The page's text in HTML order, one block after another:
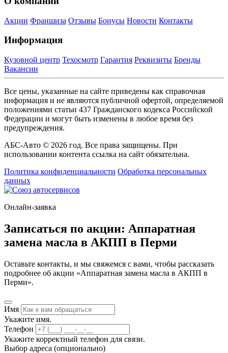
Акции Франшиза Отзывы Бонусы Новости Контакты
Информация
Кузовной центр Техосмотр Гарантия Реквизиты Бренды
Вакансии
Все цены, указанные на сайте приведены как справочная
информация и не являются публичной офертой, определяемой
положениями статьи 437 Гражданского кодекса Российской
Федерации и могут быть изменены в любое время без
предупреждения.
АБС-Авто © 2026 год. Все права защищены. При
использовании контента ссылка на сайт обязательна.
Политика конфиденциальности Обработка персональных
данных
Онлайн-заявка
Записаться по акции: Аппаратная
замена масла в АКПП в Перми
Оставьте контакты, и мы свяжемся с вами, чтобы рассказать
подробнее об акции «Аппаратная замена масла в АКПП в
Перми».
Имя
Укажите имя.
Телефон
Укажите корректный телефон для связи.
Выбор адреса (опционально)